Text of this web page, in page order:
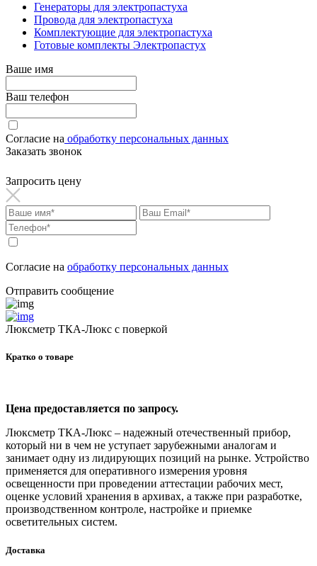
Генераторы для электропастуха
Провода для электропастуха
Комплектующие для электропастуха
Готовые комплекты Электропастух
Ваше имя
Ваш телефон
Согласие на обработку персональных данных
Заказать звонок
Запросить цену
Согласие на обработку персональных данных
Отправить сообщение
Люксметр ТКА-Люкс с поверкой
Кратко о товаре
Цена предоставляется по запросу.
Люксметр ТКА-Люкс – надежный отечественный прибор,
который ни в чем не уступает зарубежными аналогам и
занимает одну из лидирующих позиций на рынке. Устройство
применяется для оперативного измерения уровня
освещенности при проведении аттестации рабочих мест,
оценке условий хранения в архивах, а также при разработке,
производственном контроле, настройке и приемке
осветительных систем.
Доставка